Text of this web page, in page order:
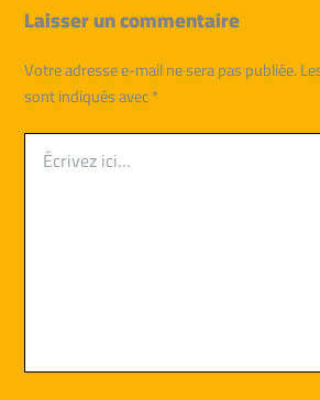
Laisser un commentaire
Votre adresse e-mail ne sera pas publiée.
sont indiqués avec*
Écrivez
ici…